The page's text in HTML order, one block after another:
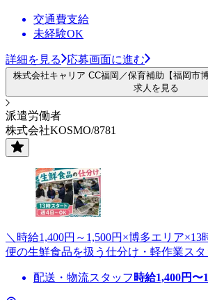
交通費支給
未経験OK
詳細を見る 応募画面に進む
株式会社キャリア CC福岡／保育補助【福岡市
求人を見る
派遣労働者
株式会社KOSMO/8781
＼時給1,400円～1,500円×博多エリア×13
便の生鮮食品を扱う仕分け・軽作業スタ
配送・物流スタッフ 時給1,400円〜